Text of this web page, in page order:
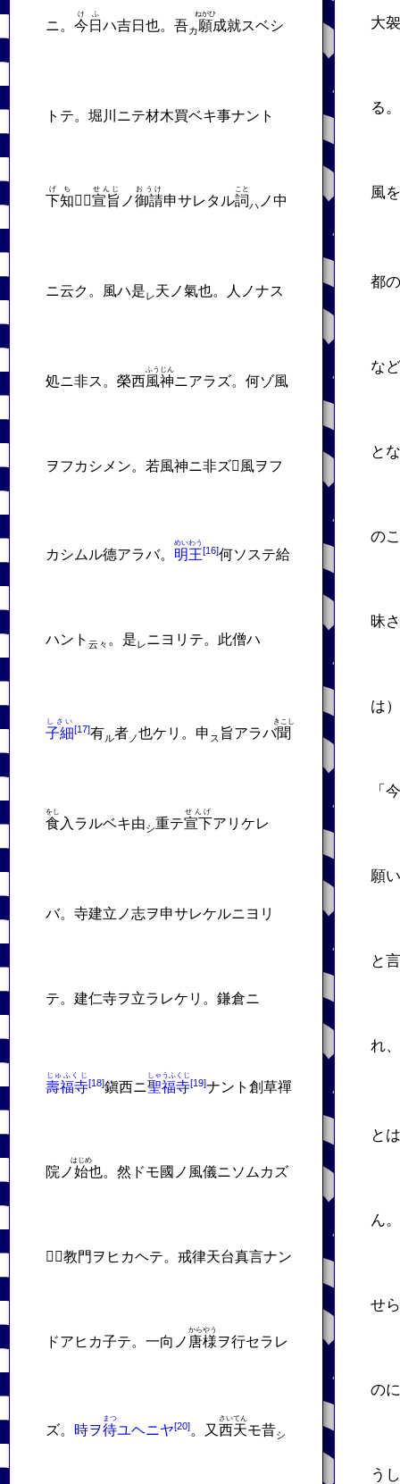
ニ。 今日
けふ
ハ吉日也。吾カ願
ねがひ
成就スベシ
トテ。堀川ニテ材木買ベキ事ナント
下知
げち
𬼀。宣旨
せんじ
ノ御請
おうけ
申サレタル詞
こと
ハ ノ中
ニ云ク。風ハ是レ天ノ氣也。人ノナス
処ニ非ス。榮西風神
ふうじん
ニアラズ。何ゾ風
ヲフカシメン。若風神ニ非ズ𬼀風ヲフ
カシムル德アラバ。 明王
めいわう
何ソステ給
ハント 云々 。是レニヨリテ。此僧ハ
子細
しさい
有ル者 ノ也ケリ。申 ス 旨アラバ聞
きこし
食
をし
入ラルベキ由シ重テ宣下
せんげ
アリケレ
バ。寺建立ノ志ヲ申サレケルニヨリ
テ。建仁寺ヲ立ラレケリ。鎌倉ニ
壽福寺
じゅふくじ
鎭西ニ聖福寺
しゃうふくじ
ナント創草禪
院ノ始
はじめ
也。然ドモ國ノ風儀ニソムカズ
𬼀。教門ヲヒカヘテ。戒律天台真言ナン
ドアヒカ子テ。一向ノ 唐様
からやう
ヲ行セラレ
ズ。 時ヲ待
まつ
ユヘニヤ 。又 西天
さいてん
モ昔シ
大
る
風
都
な
と
の
昧
は）
「
願
と
れ、
と
ん
せ
の
う